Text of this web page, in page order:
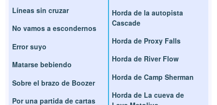
Líneas sin cruzar
No vamos a escondernos
Error suyo
Matarse bebiendo
Sobre el brazo de Boozer
Por una partida de cartas
Horda de la autopista
Cascade
Horda de Proxy Falls
Horda de River Flow
Horda de Camp Sherman
Horda de La cueva de